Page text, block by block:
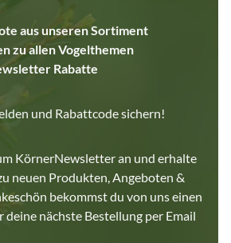
aus unseren Sortiment
zu allen Vogelthemen
Rabatte
und Rabattcode sichern!
KörnerNewsletter an und erhalte
neuen Produkten, Angeboten &
bekommst du von uns einen
deine nächste Bestellung per Email